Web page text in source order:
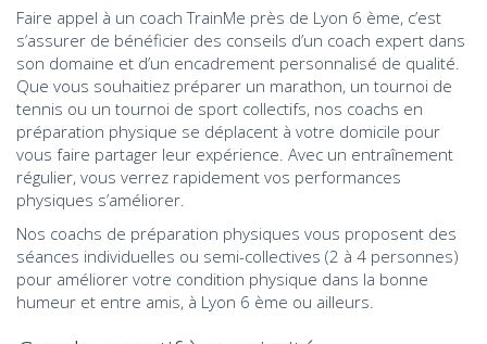
Faire appel à un coach TrainMe près de Lyon 6 ème, c’est
s’assurer de bénéficier des conseils d’un coach expert dans
son domaine et d’un encadrement personnalisé de qualité.
Que vous souhaitiez préparer un marathon, un tournoi de
tennis ou un tournoi de sport collectifs, nos coachs en
préparation physique se déplacent à votre domicile pour
vous faire partager leur expérience. Avec un entraînement
régulier, vous verrez rapidement vos performances
physiques s’améliorer.
Nos coachs de préparation physiques vous proposent des
séances individuelles ou semi-collectives (2 à 4 personnes)
pour améliorer votre condition physique dans la bonne
humeur et entre amis, à Lyon 6 ème ou ailleurs.